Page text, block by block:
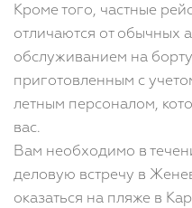
Кроме того, частные
отличаются от обычных
обслуживанием на
приготовленным с
летным персоналом,
вас.
Вам необходимо в
деловую встречу в
оказаться на пляже в